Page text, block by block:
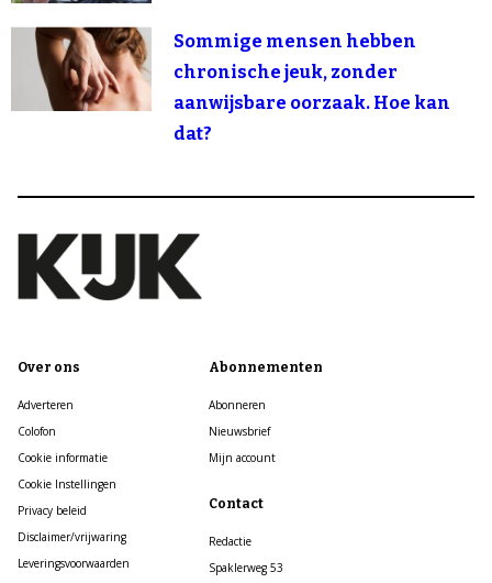
Sommige mensen hebben
chronische jeuk, zonder
aanwijsbare oorzaak. Hoe kan
dat?
Over ons
Adverteren
Colofon
Cookie informatie
Cookie Instellingen
Privacy beleid
Disclaimer/vrijwaring
Leveringsvoorwaarden
Abonnementen
Abonneren
Nieuwsbrief
Mijn account
Contact
Redactie
Spaklerweg 53